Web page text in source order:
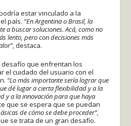
estar vinculado a la
país. “En Argentina o Brasil, la
a buscar soluciones. Acá, como no
lento, pero con decisiones más
, destaca.
desafío que enfrentan los
el cuidado del usuario con el
“Lo más importante sería lograr que
dé lugar a cierta flexibilidad y a la
y a la innovación para que haya
que se espera que se puedan
de cómo se debe proceder”,
se trata de un gran desafío.